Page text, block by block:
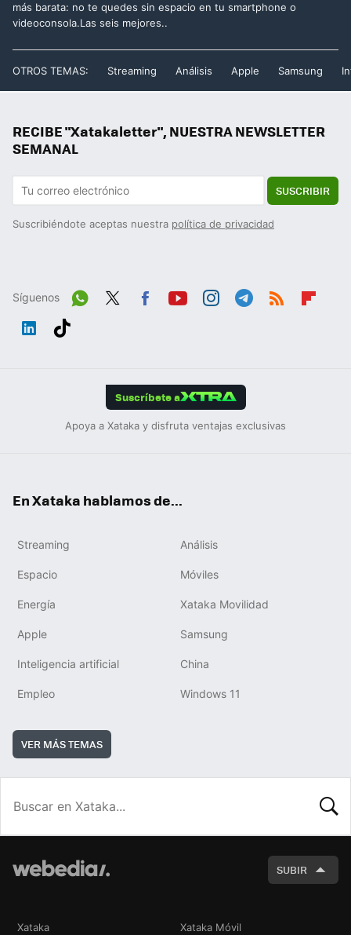
más barata: no te quedes sin espacio en tu smartphone o
videoconsola.Las seis mejores..
OTROS TEMAS: Streaming Análisis Apple Samsung
RECIBE "Xatakaletter", NUESTRA NEWSLETTER
SEMANAL
SUSCRIBIR
Suscribiéndote aceptas nuestra política de privacidad
Síguenos
Wh
Suscríbete a
Apoya a Xataka y disfruta ventajas exclusivas
En Xataka hablamos de...
Streaming Análisis
Espacio Móviles
Energía Xataka Movilidad
Apple Samsung
Inteligencia artificial China
Empleo Windows 11
VER MÁS TEMAS
SUBIR
Xataka Xataka Móvil